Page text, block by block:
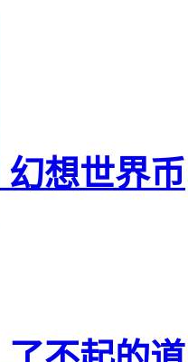
幻想世界币